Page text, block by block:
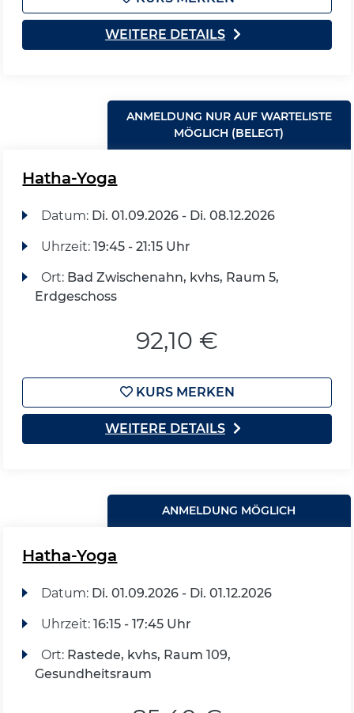
WEITERE DETAILS
ANMELDUNG NUR AUF WARTELISTE
MÖGLICH (BELEGT)
Hatha-Yoga
Datum: Di. 01.09.2026 - Di. 08.12.2026
Uhrzeit: 19:45 - 21:15 Uhr
Ort: Bad Zwischenahn, kvhs, Raum 5,
Erdgeschoss
92,10 €
KURS MERKEN
WEITERE DETAILS
ANMELDUNG MÖGLICH
Hatha-Yoga
Datum: Di. 01.09.2026 - Di. 01.12.2026
Uhrzeit: 16:15 - 17:45 Uhr
Ort: Rastede, kvhs, Raum 109,
Gesundheitsraum